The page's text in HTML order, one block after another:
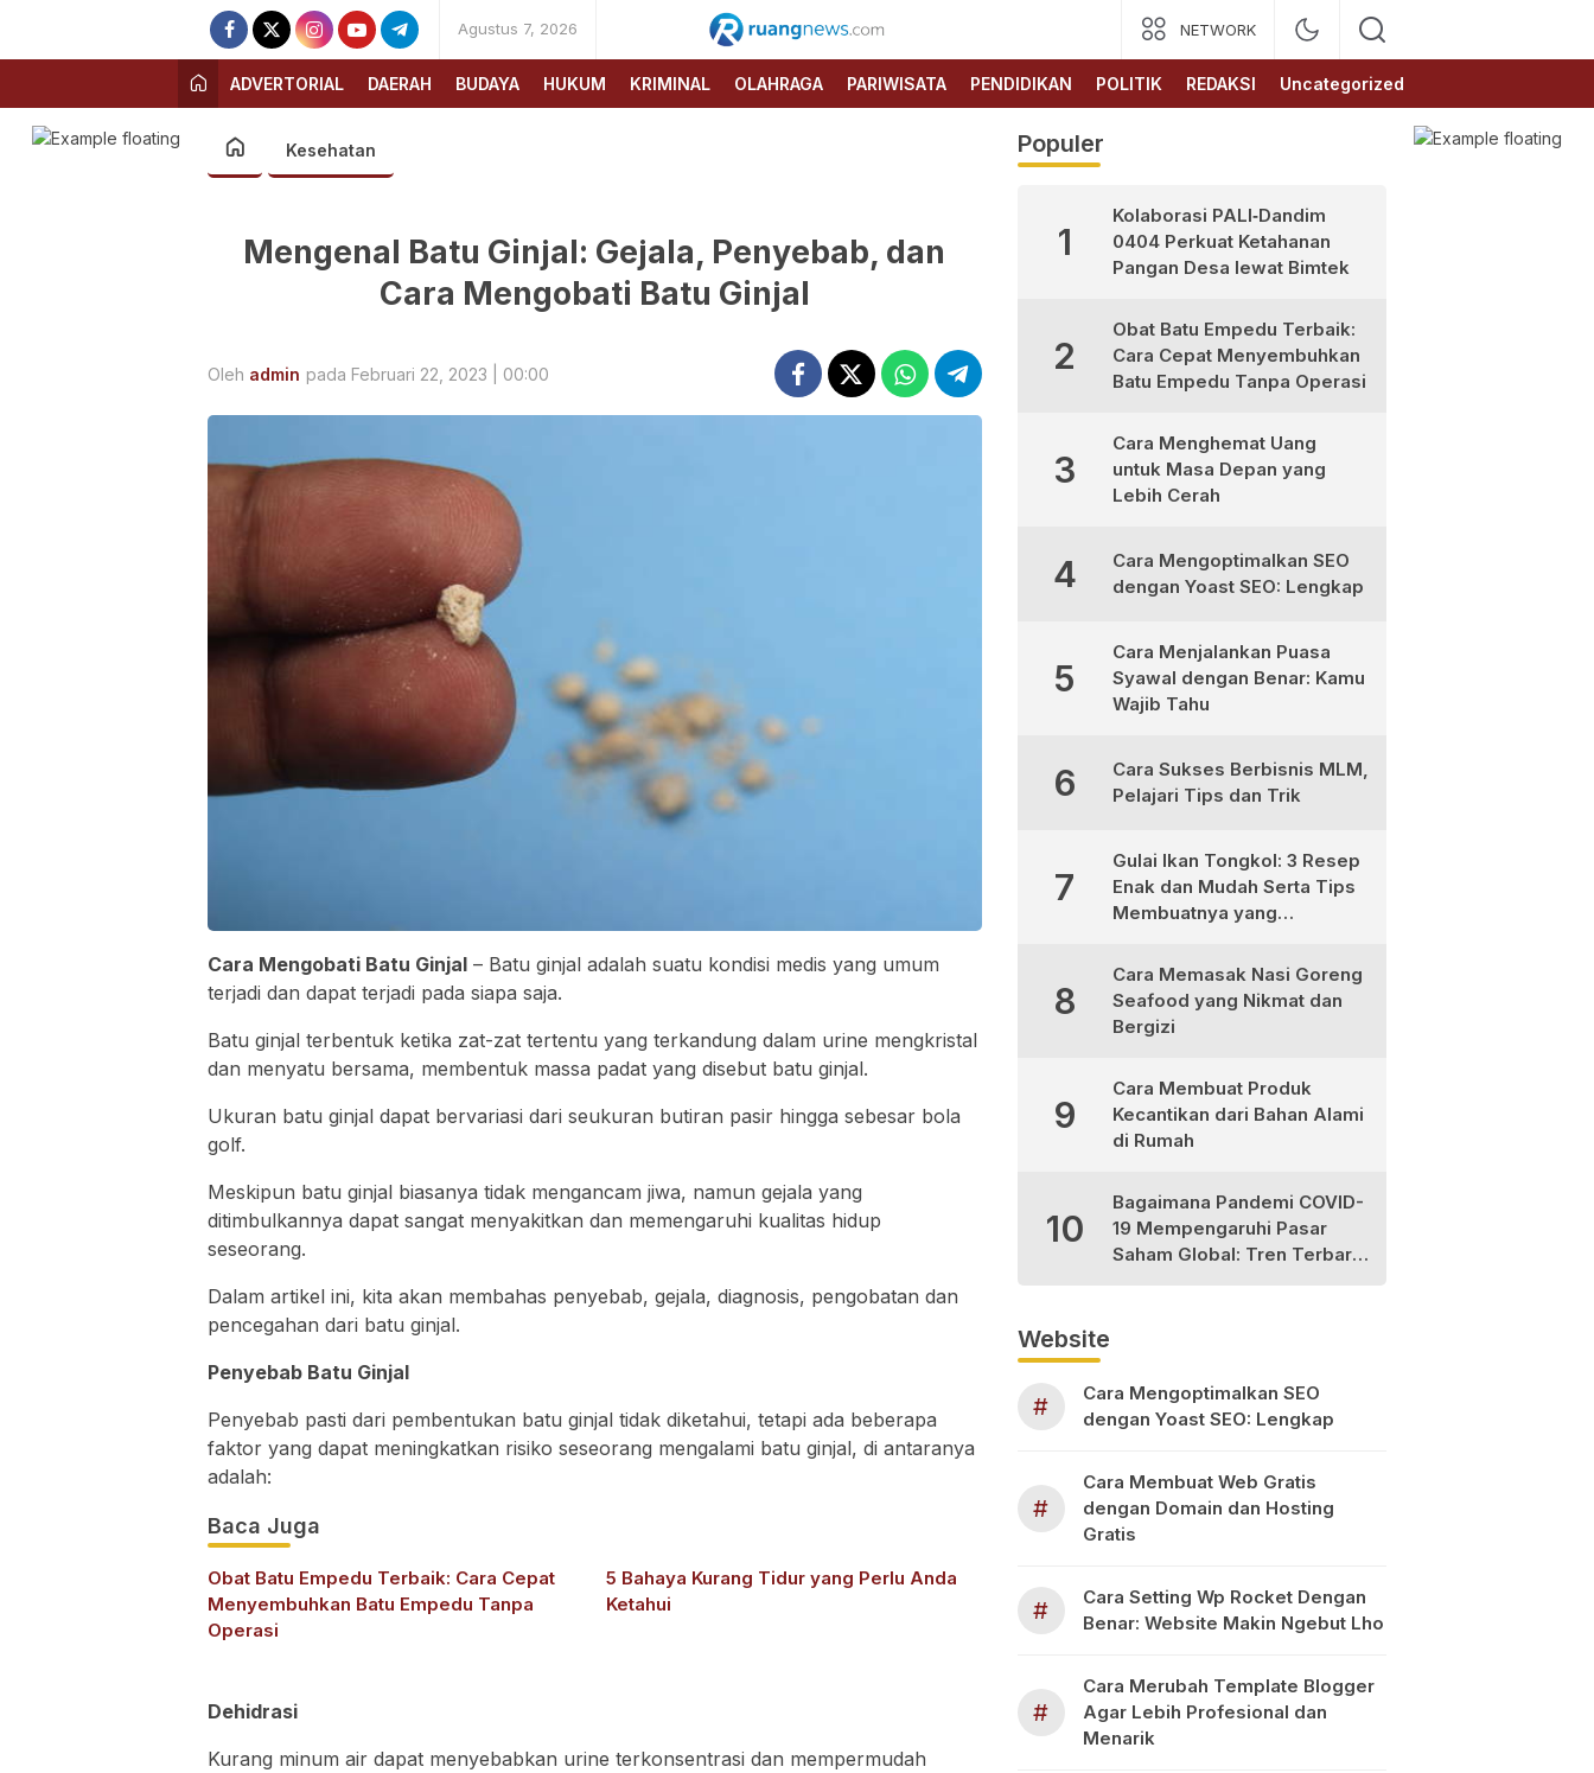
Agustus 7, 2026
RUANG
NEWS
NETWORK
ADVERTORIAL DAERAH BUDAYA HUKUM KRIMINAL OLAHRAGA PARIWISATA PENDIDIKAN POLITIK REDAKSI Uncategorized
Kesehatan
Mengenal Batu Ginjal: Gejala, Penyebab, dan
Cara Mengobati Batu Ginjal
Oleh admin pada Februari 22, 2023 | 00:00
Cara Mengobati Batu Ginjal – Batu ginjal adalah suatu kondisi medis yang umum
terjadi dan dapat terjadi pada siapa saja.
Batu ginjal terbentuk ketika zat-zat tertentu yang terkandung dalam urine mengkristal
dan menyatu bersama, membentuk massa padat yang disebut batu ginjal.
Ukuran batu ginjal dapat bervariasi dari seukuran butiran pasir hingga sebesar bola
golf.
Meskipun batu ginjal biasanya tidak mengancam jiwa, namun gejala yang
ditimbulkannya dapat sangat menyakitkan dan memengaruhi kualitas hidup
seseorang.
Dalam artikel ini, kita akan membahas penyebab, gejala, diagnosis, pengobatan dan
pencegahan dari batu ginjal.
Penyebab Batu Ginjal
Penyebab pasti dari pembentukan batu ginjal tidak diketahui, tetapi ada beberapa
faktor yang dapat meningkatkan risiko seseorang mengalami batu ginjal, di antaranya
adalah:
Baca Juga
Obat Batu Empedu Terbaik: Cara Cepat
Menyembuhkan Batu Empedu Tanpa
Operasi
5 Bahaya Kurang Tidur yang Perlu Anda
Ketahui
Dehidrasi
Kurang minum air dapat menyebabkan urine terkonsentrasi dan mempermudah
Populer
1
Kolaborasi PALI‑Dandim
0404 Perkuat Ketahanan
Pangan Desa lewat Bimtek
2
Obat Batu Empedu Terbaik:
Cara Cepat Menyembuhkan
Batu Empedu Tanpa Operasi
3
Cara Menghemat Uang
untuk Masa Depan yang
Lebih Cerah
4
Cara Mengoptimalkan SEO
dengan Yoast SEO: Lengkap
5
Cara Menjalankan Puasa
Syawal dengan Benar: Kamu
Wajib Tahu
6
Cara Sukses Berbisnis MLM,
Pelajari Tips dan Trik
7
Gulai Ikan Tongkol: 3 Resep
Enak dan Mudah Serta Tips
Membuatnya yang
8
Cara Memasak Nasi Goreng
Seafood yang Nikmat dan
Bergizi
9
Cara Membuat Produk
Kecantikan dari Bahan Alami
di Rumah
10
Bagaimana Pandemi COVID-
19 Mempengaruhi Pasar
Saham Global: Tren Terbaru
Website
#
Cara Mengoptimalkan SEO
dengan Yoast SEO: Lengkap
#
Cara Membuat Web Gratis
dengan Domain dan Hosting
Gratis
#
Cara Setting Wp Rocket Dengan
Benar: Website Makin Ngebut Lho
#
Cara Merubah Template Blogger
Agar Lebih Profesional dan
Menarik